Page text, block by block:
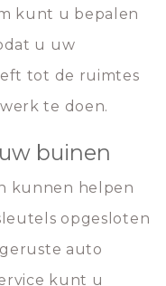
kunt u bepalen
u uw
tot de ruimtes
te doen.
buinen
kunnen helpen
opgesloten
auto
kunt u